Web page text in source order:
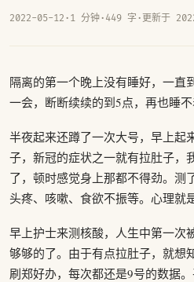
2022-05-12 · 1 分钟· 449 字 · 更新于
隔离的第一个晚上没有睡好，一直
一会，断断续续的到5点，再也睡不
半夜起来还蹲了一次大号，早上起
子，新冠的症状之一就有拉肚子，
了，顿时感觉身上那都不得劲。测
头疼、咳嗽、食欲不振等。心理就
早上护士来测核酸，人生中第一次
够够的了。由于有点拉肚子，就想
刷郑好办，每次都还是9号的数据